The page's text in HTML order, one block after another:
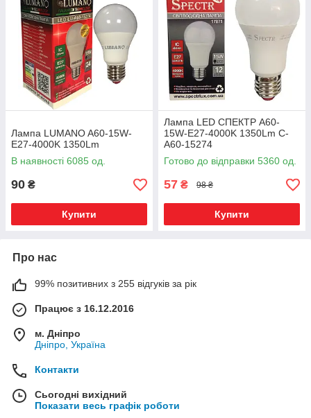
Лампа LUMANO A60-15W-
E27-4000K 1350Lm
В наявності 6085 од.
90 ₴
Купити
Лампа LED СПЕКТР A60-
15W-E27-4000K 1350Lm C-
A60-15274
Готово до відправки 5360 од.
57 ₴ 98 ₴
Купити
Про нас
99% позитивних з 255 відгуків за рік
Працює з 16.12.2016
м. Дніпро
Дніпро, Україна
Контакти
Сьогодні вихідний
Показати весь графік роботи